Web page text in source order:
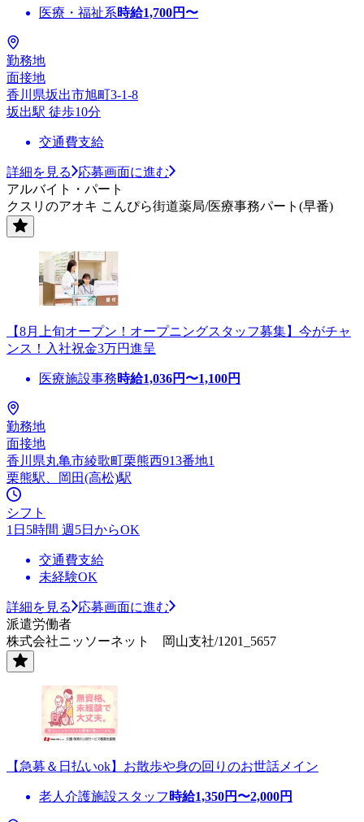
医療・福祉系時給1,700円〜
勤務地
面接地
香川県坂出市旭町3-1-8
坂出駅 徒歩10分
交通費支給
詳細を見る
応募画面に進む
アルバイト・パート
クスリのアオキ こんぴら街道薬局/医療事務パート(早番)
【8月上旬オープン！オープニングスタッフ募集】今がチャ
ンス！入社祝金3万円進呈
医療施設事務時給1,036円〜1,100円
勤務地
面接地
香川県丸亀市綾歌町栗熊西913番地1
栗熊駅、岡田(高松)駅
シフト
1日5時間 週5日からOK
交通費支給
未経験OK
詳細を見る
応募画面に進む
派遣労働者
株式会社ニッソーネット 岡山支社/1201_5657
【急募＆日払いok】お散歩や身の回りのお世話メイン
老人介護施設スタッフ 時給1,350円〜2,000円